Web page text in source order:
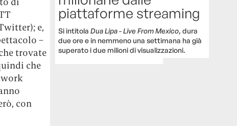
e,
–
trovate
che
con
piattaforme streaming
Si intitolaDua Lipa - Live From Mexico, dura
due ore e in nemmeno una settimana ha già
superato i due milioni di visualizzazioni.